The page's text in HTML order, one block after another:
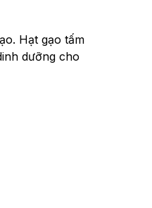
Hạt gạo tấm
dưỡng cho